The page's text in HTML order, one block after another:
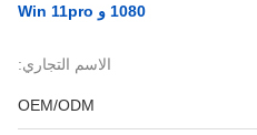
1080 و Win 11pro
الاسم التجاري:
OEM/ODM